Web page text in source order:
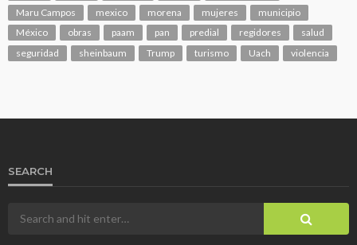
Maru Campos
mexico morena mujeres
municipio
México
obras paam pan predial regidores
salud
seguridad
sheinbaum Trump turismo Uach violencia
SEARCH